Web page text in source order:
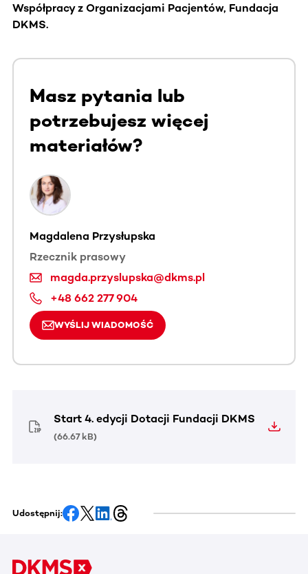
Współpracy z Organizacjami Pacjentów, Fundacja
DKMS.
Masz pytania lub
potrzebujesz więcej
materiałów?
Magdalena Przysłupska
Rzecznik prasowy
magda.przyslupska@dkms.pl
+48 662 277 904
WYŚLIJ WIADOMOŚĆ
Start 4. edycji Dotacji Fundacji DKMS
(66.67 kB)
Udostępnij: